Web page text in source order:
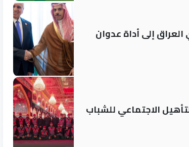
إلى أداة عدوان
الاجتماعي للشباب